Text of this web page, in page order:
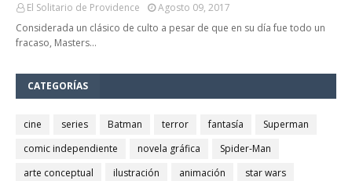
El Solitario de Providence
Agosto 09, 2017
Considerada un clásico de culto a pesar de que en su día fue todo un
fracaso, Masters…
CATEGORÍAS
cine series Batman terror fantasía
Superman
comic independiente
novela gráfica
Spider-Man
arte conceptual
ilustración animación
star wars